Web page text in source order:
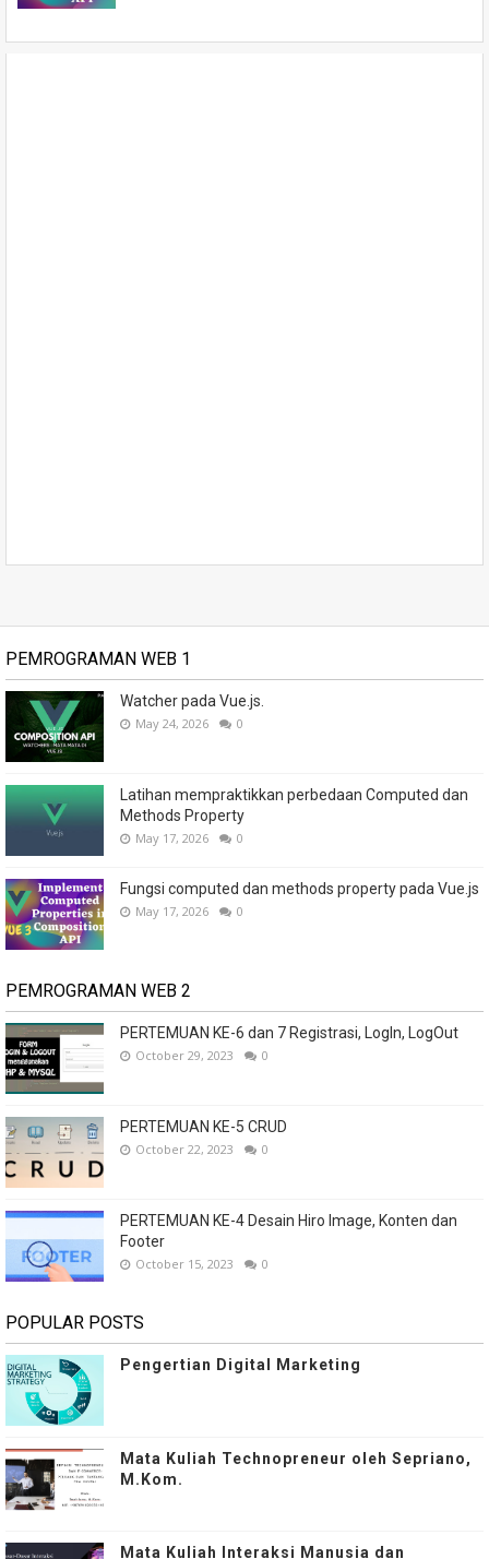
PEMROGRAMAN WEB 1
Watcher pada Vue.js.
May 24, 2026 0
Latihan mempraktikkan perbedaan Computed dan
Methods Property
May 17, 2026 0
Fungsi computed dan methods property pada Vue.js
May 17, 2026 0
PEMROGRAMAN WEB 2
PERTEMUAN KE-6 dan 7 Registrasi, LogIn, LogOut
October 29, 2023 0
PERTEMUAN KE-5 CRUD
October 22, 2023 0
PERTEMUAN KE-4 Desain Hiro Image, Konten dan
Footer
October 15, 2023 0
POPULAR POSTS
Pengertian Digital Marketing
Mata Kuliah Technopreneur oleh Sepriano,
M.Kom.
Mata Kuliah Interaksi Manusia dan